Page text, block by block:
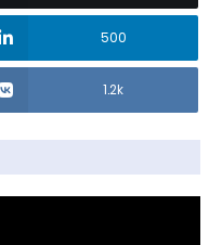
500
1.2k